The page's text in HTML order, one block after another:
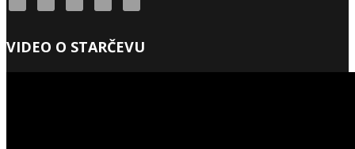
VIDEO O STARČEVU